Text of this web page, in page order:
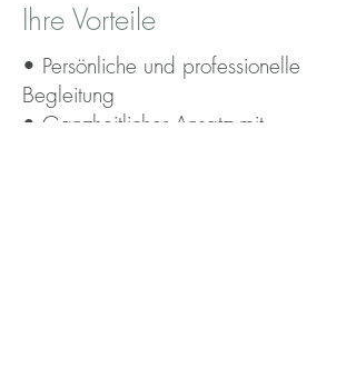
Ihre Vorteile
• Persönliche und professionelle
Begleitung
• Ganzheitlicher Ansatz mit